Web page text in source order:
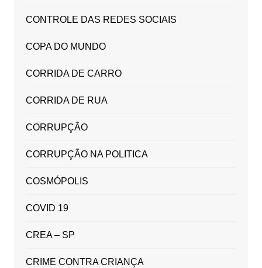
CONTROLE DAS REDES SOCIAIS
COPA DO MUNDO
CORRIDA DE CARRO
CORRIDA DE RUA
CORRUPÇÃO
CORRUPÇÃO NA POLITICA
COSMÓPOLIS
COVID 19
CREA – SP
CRIME CONTRA CRIANÇA